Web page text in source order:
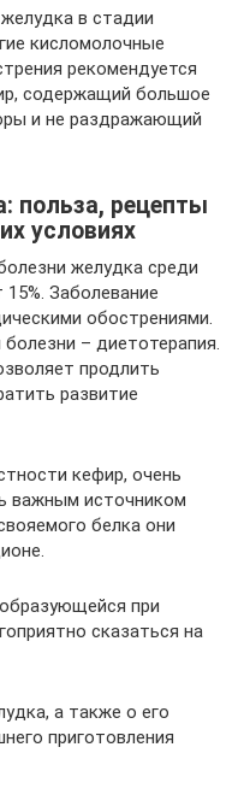
в стадии
кисломолочные
рекомендуется
содержащий большое
и не раздражающий
польза, рецепты
условиях
желудка среди
Заболевание
обострениями.
– диетотерапия.
продлить
развитие
кефир, очень
важным источником
белка они
при
сказаться на
а также о его
приготовления